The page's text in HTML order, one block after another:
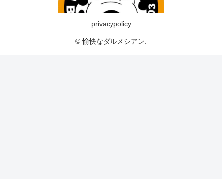
privacypolicy
© 愉快なダルメシアン.